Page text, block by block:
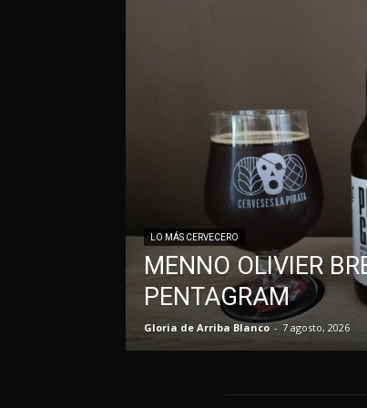
LO MÁS CERVECERO
MENNO OLIVIER
PENTAGRAM
Gloria de Arriba Blanco - 7 agosto, 2026